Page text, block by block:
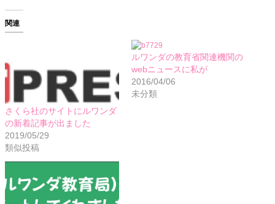
関連
さくら社のサイトにルワンダ
の新着記事が出ました
2019/05/29
類似投稿
ルワンダの教育省関連機関の
webニュースに私が
2016/04/06
未分類